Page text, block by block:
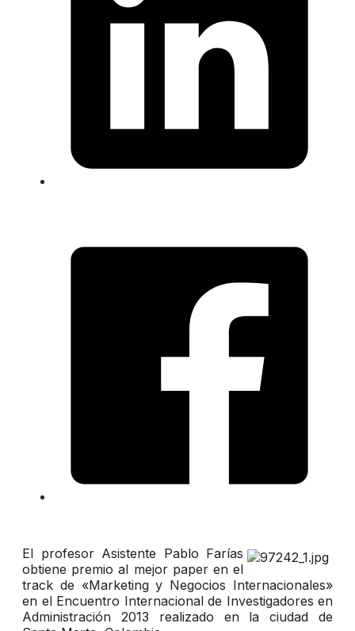
El profesor Asistente Pablo Farías
obtiene premio al mejor paper en el
track de «Marketing y Negocios Internacionales»
en el Encuentro Internacional de Investigadores en
Administración 2013 realizado en la ciudad de